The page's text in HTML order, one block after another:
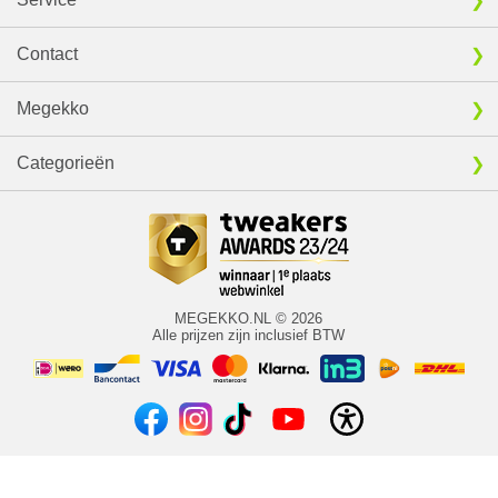
Contact
Megekko
Categorieën
MEGEKKO.NL © 2026
Alle prijzen zijn inclusief BTW